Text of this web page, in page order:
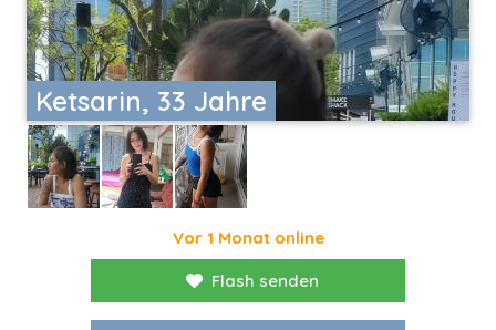
Ketsarin, 33 Jahre
Vor 1 Monat online
Flash senden